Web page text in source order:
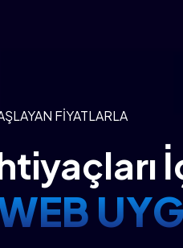
FIYATLARLA